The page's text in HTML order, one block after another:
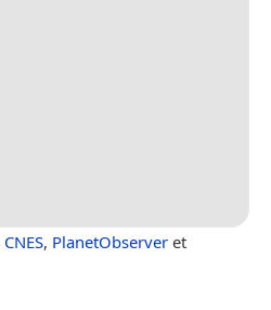
CNES, PlanetObserver et